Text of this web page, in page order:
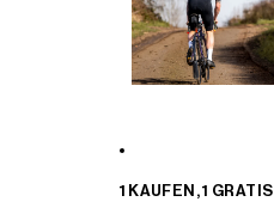
1 KAUFEN, 1 GRATIS